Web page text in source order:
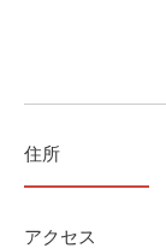
住所
アクセス